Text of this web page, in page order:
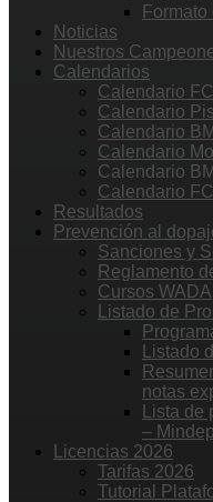
Noticias
Nuestros
Calendarios
Calendario
Calendario
Calendario
Calendario
Calendario
Calendario
Resultados
Prevención al
Sanciones y
Reglamento
Cursos WADA
Listado de
Listado
notas
Lista
–
Licencias 2026
Tarifas 2026
Tutorial